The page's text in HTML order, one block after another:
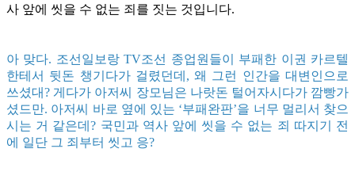
사 앞에 씻을 수 없는 죄를 짓는 것입니다.
아 맞다. 조선일보랑 TV조선 종업원들이 부패한 이권 카르텔
한테서 뒷돈 챙기다가 걸렸던데, 왜 그런 인간을 대변인으로
쓰셨대? 게다가 아저씨 장모님은 나랏돈 털어자시다가 깜빵가
셨드만. 아저씨 바로 옆에 있는 ‘부패완판’을 너무 멀리서 찾으
시는 거 같은데? 국민과 역사 앞에 씻을 수 없는 죄 따지기 전
에 일단 그 죄부터 씻고 응?